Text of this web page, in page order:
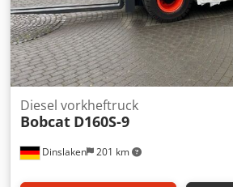
Dinslaken 201 km
Diesel vorkheftruck
Bobcat D160S-9